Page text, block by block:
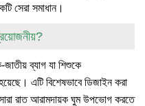
সেরা সমাধান।
ব্যাগ যা শিশুকে
এটি বিশেষভাবে ডিজাইন করা
রাত আরামদায়ক ঘুম উপভোগ করতে